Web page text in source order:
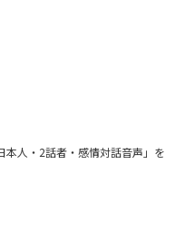
人・2話者・感情対話音声」を